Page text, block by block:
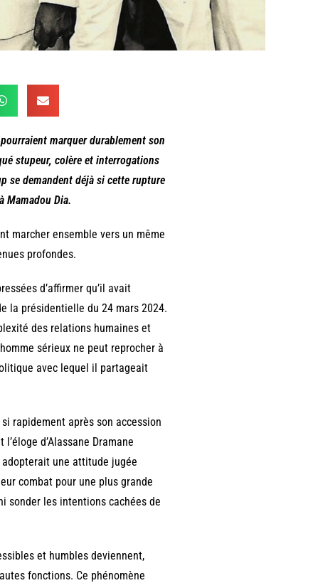
marquer durablement son
stupeur, colère et interrogations
se demandent déjà si cette rupture
Mamadou Dia.
marcher ensemble vers un même
profondes.
d’affirmer qu’il avait
la présidentielle du 24 mars 2024.
des relations humaines et
sérieux ne peut reprocher à
avec lequel il partageait
rapidement après son accession
d’Alassane Dramane
une attitude jugée
combat pour une plus grande
sonder les intentions cachées de
et humbles deviennent,
fonctions. Ce phénomène